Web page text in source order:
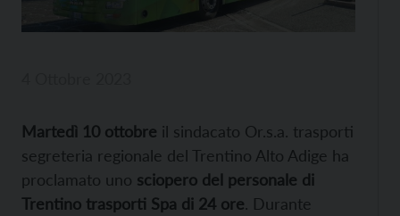
Martedì 10 ottobre il sindacato Or.s.a. trasporti
segreteria regionale del Trentino Alto Adige ha
proclamato uno sciopero del personale di
Trentino trasporti Spa di 24 ore. Durante